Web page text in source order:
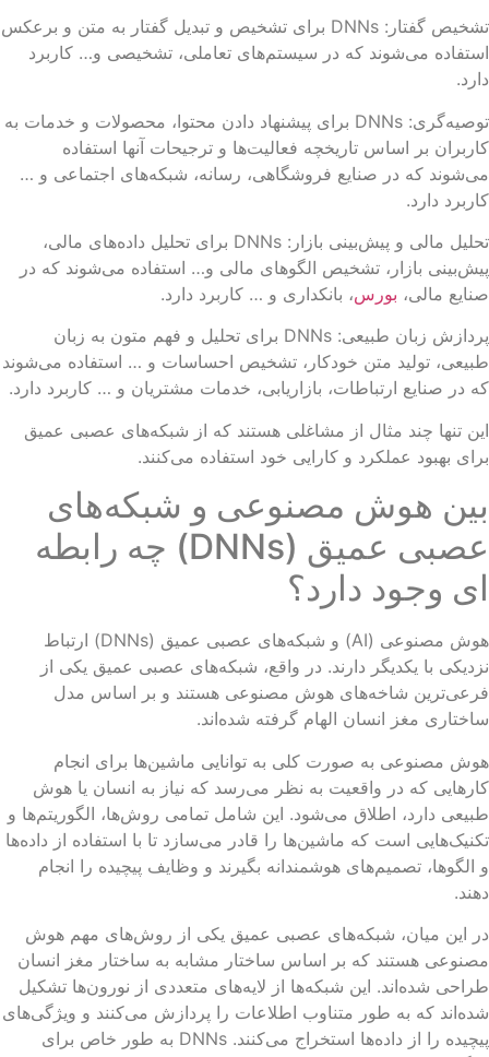
تشخیص گفتار: DNNs برای تشخیص و تبدیل گفتار به متن و برعکس
می‌شوند که در سیستم‌های تعاملی، تشخیصی و… کاربرد
توصیه‌گری: DNNs برای پیشنهاد دادن محتوا، محصولات و خدمات به
بر اساس تاریخچه فعالیت‌ها و ترجیحات آنها استفاده
که در صنایع فروشگاهی، رسانه، شبکه‌های اجتماعی و …
دارد.
تحلیل مالی و پیش‌بینی بازار: DNNs برای تحلیل داده‌های مالی،
بازار، تشخیص الگوهای مالی و… استفاده می‌شوند که در
مالی،بورس ، بانکداری و … کاربرد دارد.
پردازش زبان طبیعی: DNNs برای تحلیل و فهم متون به زبان
تولید متن خودکار، تشخیص احساسات و … استفاده می‌شوند
در صنایع ارتباطات، بازاریابی، خدمات مشتریان و … کاربرد دارد.
تنها چند مثال از مشاغلی هستند که از شبکه‌های عصبی عمیق
بهبود عملکرد و کارایی خود استفاده می‌کنند.
هوش مصنوعی و شبکه‌های
عصبی عمیق (DNNs) چه رابطه
وجود دارد؟
هوش مصنوعی (AI) و شبکه‌های عصبی عمیق (DNNs) ارتباط
با یکدیگر دارند. در واقع، شبکه‌های عصبی عمیق یکی از
شاخه‌های هوش مصنوعی هستند و بر اساس مدل
مغز انسان الهام گرفته شده‌اند.
مصنوعی به صورت کلی به توانایی ماشین‌ها برای انجام
که در واقعیت به نظر می‌رسد که نیاز به انسان یا هوش
دارد، اطلاق می‌شود. این شامل تمامی روش‌ها، الگوریتم‌ها و
است که ماشین‌ها را قادر می‌سازد تا با استفاده از داده‌ها
الگوها، تصمیم‌های هوشمندانه بگیرند و وظایف پیچیده را انجام
این میان، شبکه‌های عصبی عمیق یکی از روش‌های مهم هوش
هستند که بر اساس ساختار مشابه به ساختار مغز انسان
شده‌اند. این شبکه‌ها از لایه‌های متعددی از نورون‌ها تشکیل
که به طور متناوب اطلاعات را پردازش می‌کنند و ویژگی‌های
پیچیده را از داده‌ها استخراج می‌کنند. DNNs به طور خاص برای